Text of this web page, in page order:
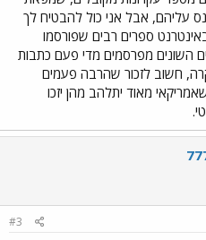
עליהם, אבל אני כול להבטיח לך
ספרים רבים שפורסמו
השונים מפרסמים מדי פעם כתבות
חשוב לזכור שהרבה פעמים
מאוד יתלהב מהן יזכו
#3